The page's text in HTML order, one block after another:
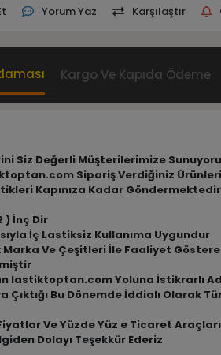
Yorum Yaz Karşılaştır
Kargo Ve Kapıda Ödeme
Siz Değerli Müşterilerimize
Sipariş Verdiğiniz
Kapınıza Kadar Göndermektedir
) İnç Dir
İç Lastiksiz Kullanıma Uygundur
Ve Çeşitleri İle Faaliyet
lastiktoptan.com Yoluna İstikrarlı
Bu Dönemde İddialı Olarak
Ve Yüzde Yüz e Ticaret
Dolayı Teşekkür Ederiz